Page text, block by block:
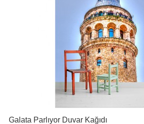
Galata Parlıyor Duvar Kağıdı